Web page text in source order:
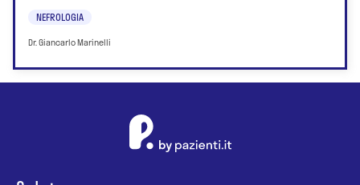
NEFROLOGIA
Dr. Giancarlo Marinelli